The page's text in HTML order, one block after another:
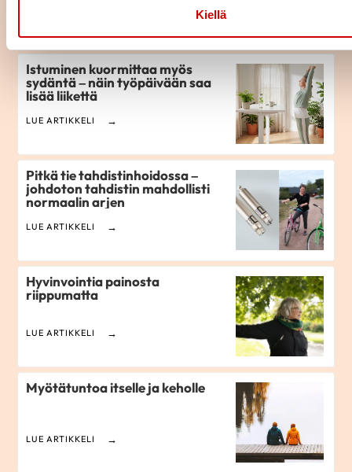
Kiellä
Istuminen kuormittaa myös
sydäntä – näin työpäivään saa
lisää liikettä
LUE ARTIKKELI
Pitkä tie tahdistinhoidossa –
johdoton tahdistin mahdollisti
normaalin arjen
LUE ARTIKKELI
Hyvinvointia painosta
riippumatta
LUE ARTIKKELI
Myötätuntoa itselle ja keholle
LUE ARTIKKELI